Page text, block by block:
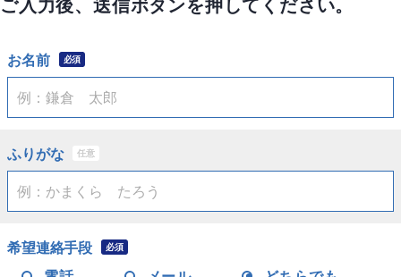
お名前 必須
ふりがな 任意
希望連絡手段 必須